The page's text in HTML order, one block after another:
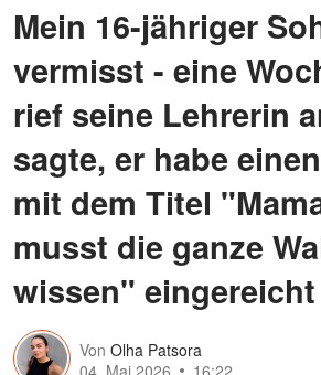
Mein 16-jähriger
vermisst - eine
rief seine Lehrerin
sagte, er habe
mit dem Titel
musst die ganze
wissen" eingereicht
Von Olha Patsora